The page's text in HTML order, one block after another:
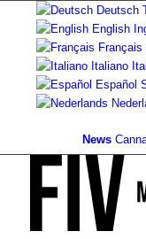
Deutsch
English
Français
Italiano
Español
News